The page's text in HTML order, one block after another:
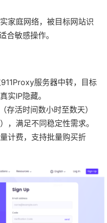
家庭网络，被目标网站识
合敏感操作。
服务器中转，目标
实IP隐藏。
存活时间数小时至数天）
，满足不同稳定性需求。
计费，支持批量购买折